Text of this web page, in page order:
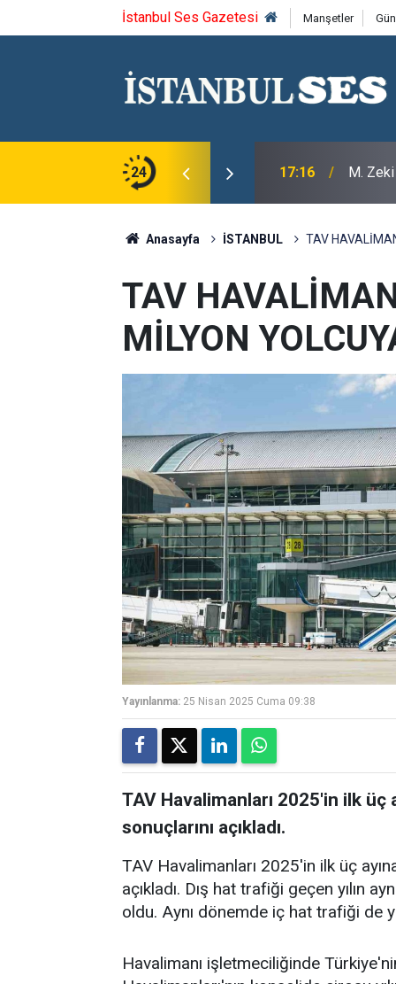
İstanbul Ses Gazetesi Manşetler
24
saygıyla anıyoruz 17:16 M.
Anasayfa İSTANBUL TAV
TAV
MİLYON
Yayınlanma: 25 Nisan 2025 Cuma 09:38
TAV Havalimanları 2025'in ilk
sonuçlarını açıkladı.
TAV Havalimanları 2025'in ilk üç
açıkladı. Dış hat trafiği geçen yılın
oldu. Aynı dönemde iç hat trafiği de
Havalimanı işletmeciliğinde